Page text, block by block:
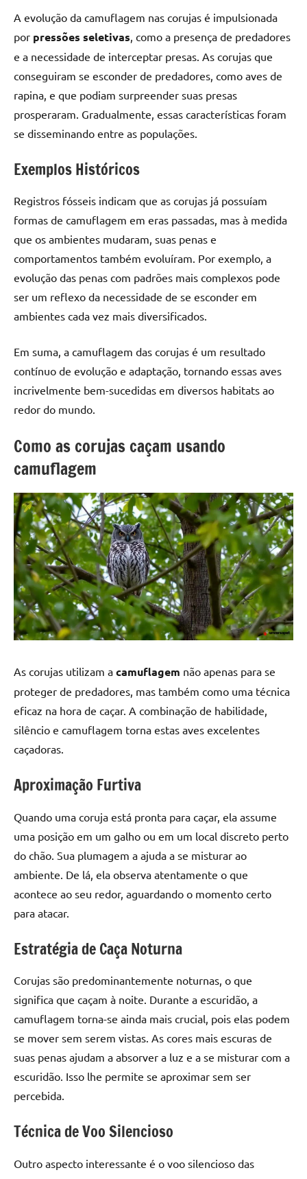
A evolução da camuflagem nas corujas é impulsionada
por pressões seletivas , como a presença de predadores
e a necessidade de interceptar presas. As corujas que
conseguiram se esconder de predadores, como aves de
rapina, e que podiam surpreender suas presas
prosperaram. Gradualmente, essas características foram
se disseminando entre as populações.
Exemplos Históricos
Registros fósseis indicam que as corujas já possuíam
formas de camuflagem em eras passadas, mas à medida
que os ambientes mudaram, suas penas e
comportamentos também evoluíram. Por exemplo, a
evolução das penas com padrões mais complexos pode
ser um reflexo da necessidade de se esconder em
ambientes cada vez mais diversificados.
Em suma, a camuflagem das corujas é um resultado
contínuo de evolução e adaptação, tornando essas aves
incrivelmente bem-sucedidas em diversos habitats ao
redor do mundo.
Como as corujas caçam usando
camuflagem
As corujas utilizam a camuflagem não apenas para se
proteger de predadores, mas também como uma técnica
eficaz na hora de caçar. A combinação de habilidade,
silêncio e camuflagem torna estas aves excelentes
caçadoras.
Aproximação Furtiva
Quando uma coruja está pronta para caçar, ela assume
uma posição em um galho ou em um local discreto perto
do chão. Sua plumagem a ajuda a se misturar ao
ambiente. De lá, ela observa atentamente o que
acontece ao seu redor, aguardando o momento certo
para atacar.
Estratégia de Caça Noturna
Corujas são predominantemente noturnas, o que
significa que caçam à noite. Durante a escuridão, a
camuflagem torna-se ainda mais crucial, pois elas podem
se mover sem serem vistas. As cores mais escuras de
suas penas ajudam a absorver a luz e a se misturar com a
escuridão. Isso lhe permite se aproximar sem ser
percebida.
Técnica de Voo Silencioso
Outro aspecto interessante é o voo silencioso das